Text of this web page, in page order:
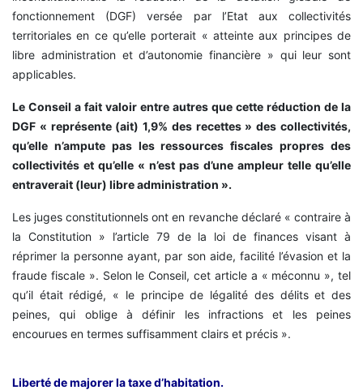
fonctionnement (DGF) versée par l’Etat aux collectivités
territoriales en ce qu’elle porterait « atteinte aux principes de
libre administration et d’autonomie financière » qui leur sont
applicables.
Le Conseil a fait valoir entre autres que cette réduction de la
DGF « représente (ait) 1,9% des recettes » des collectivités,
qu’elle n’ampute pas les ressources fiscales propres des
collectivités et qu’elle « n’est pas d’une ampleur telle qu’elle
entraverait (leur) libre administration ».
Les juges constitutionnels ont en revanche déclaré « contraire à
la Constitution » l’article 79 de la loi de finances visant à
réprimer la personne ayant, par son aide, facilité l’évasion et la
fraude fiscale ». Selon le Conseil, cet article a « méconnu », tel
qu’il était rédigé, « le principe de légalité des délits et des
peines, qui oblige à définir les infractions et les peines
encourues en termes suffisamment clairs et précis ».
Liberté de majorer la taxe d’habitation.